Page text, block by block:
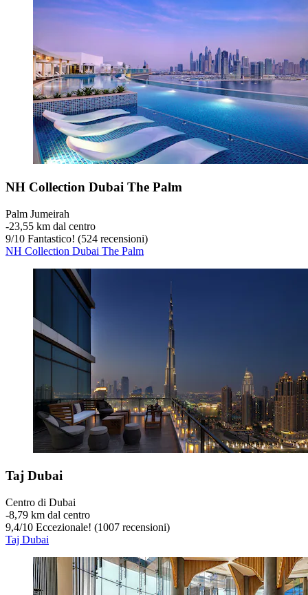
NH Collection Dubai The Palm
Palm Jumeirah
‐23,55 km dal centro
9/10 Fantastico! (524 recensioni)
NH Collection Dubai The Palm
Taj Dubai
Centro di Dubai
‐8,79 km dal centro
9,4/10 Eccezionale! (1007 recensioni)
Taj Dubai